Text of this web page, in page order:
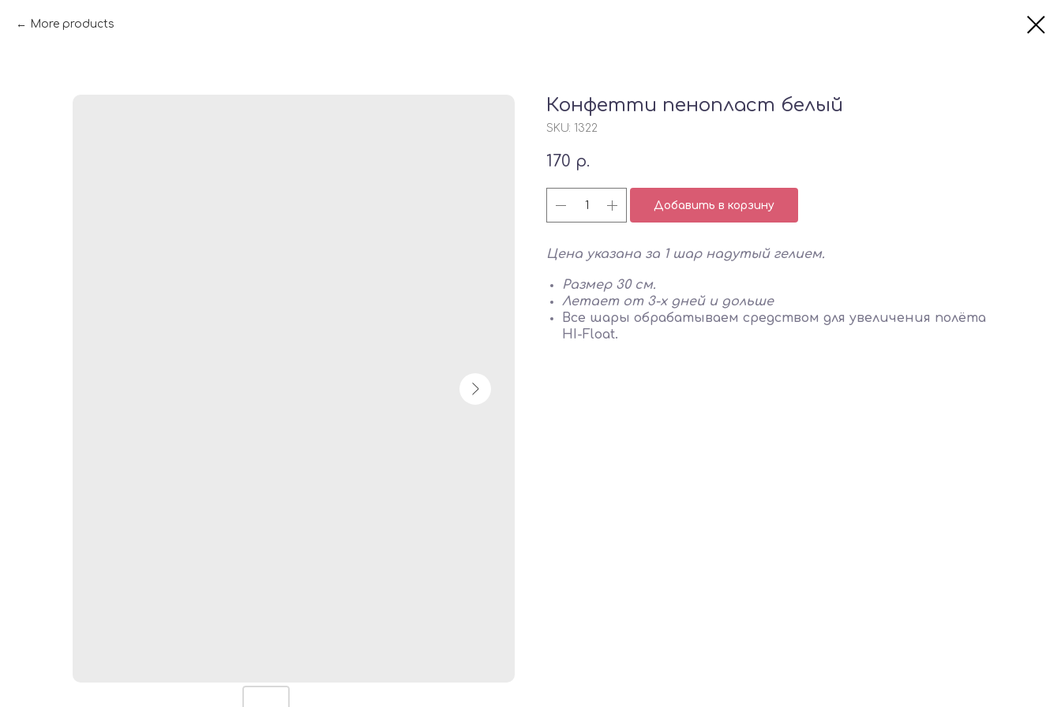
More products
Конфетти пенопласт белый
SKU: 1322
170 р.
Добавить в корзину
Цена указана за 1 шар надутый гелием.
Размер 30 см.
Летает от 3-х дней и дольше
Все шары обрабатываем средством для увеличения полёта
HI-Float.